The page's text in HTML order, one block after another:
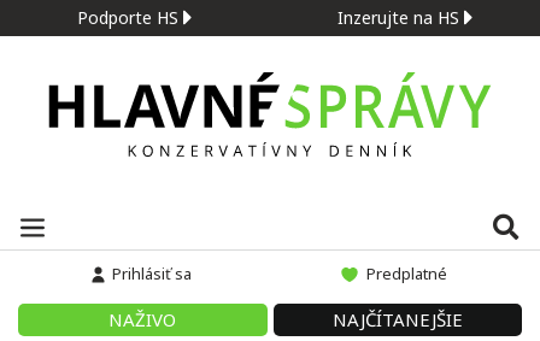
Podporte HS Inzerujte na HS
Prihlásiť sa Predplatné
NAŽIVO
NAJČÍTANEJŠIE